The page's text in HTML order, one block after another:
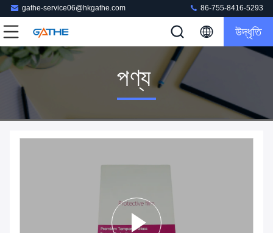
gathe-service06@hkgathe.com 86-755-8416-5293
উদ্ধৃতি
পণ্য